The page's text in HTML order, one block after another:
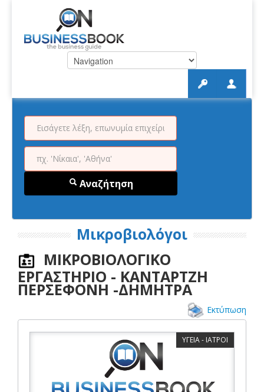
Αναζήτηση
Μικροβιολόγοι
ΜΙΚΡΟΒΙΟΛΟΓΙΚΟ
ΕΡΓΑΣΤΗΡΙΟ - ΚΑΝΤΑΡΤΖΗ
ΠΕΡΣΕΦΟΝΗ -ΔΗΜΗΤΡΑ
Εκτύπωση
ΥΓΕΙΑ - ΙΑΤΡΟΙ